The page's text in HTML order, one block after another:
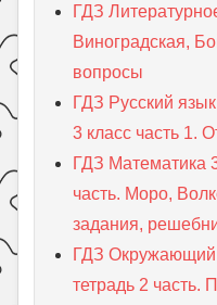
ГДЗ
Виноградская,
вопросы
ГДЗ Русский
3 класс часть 1.
ГДЗ Математика
часть. Моро,
задания,
ГДЗ Окружающий
тетрадь 2 часть.